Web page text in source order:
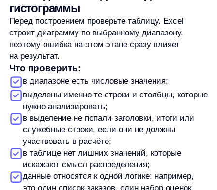
или один массив сроков.
Заранее вручную создавать интервалы нужно
не всегда. В актуальных версиях Excel
гистограмма может сгруппировать значения
автоматически. Но если результат плохо читается,
интервалы лучше настроить вручную.
Как построить гистограмму в Excel
пошагово
Точный вид меню зависит от версии Excel и языка
интерфейса. В актуальных версиях Excel
гистограмму обычно создают через раздел вставки
диаграмм.
Базовый порядок действий:
Откройте таблицу с данными.
Выделите числовой диапазон, по которому
хотите построить гистограмму.
Перейдите в раздел вставки диаграмм.